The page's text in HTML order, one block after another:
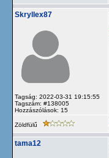
Skryllex87
Tagság: 2022-03-31 19:15:55
Tagszám: #138005
Hozzászólások: 15
Zöldfülű
tama12